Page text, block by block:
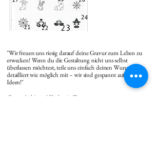
"Wir freuen uns riesig darauf deine Gravur zum Leben zu
erwecken! Wenn du die Gestaltung nicht uns selbst
überlassen möchtest, teile uns einfach deinen Wunsch so
detailliert wie möglich mit – wir sind gespannt auf deine
Ideen!"
Gravur Anhänger 1 Vorderseite Text